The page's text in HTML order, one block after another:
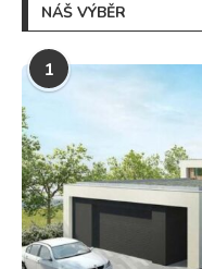
NÁŠ VÝBĚR
1